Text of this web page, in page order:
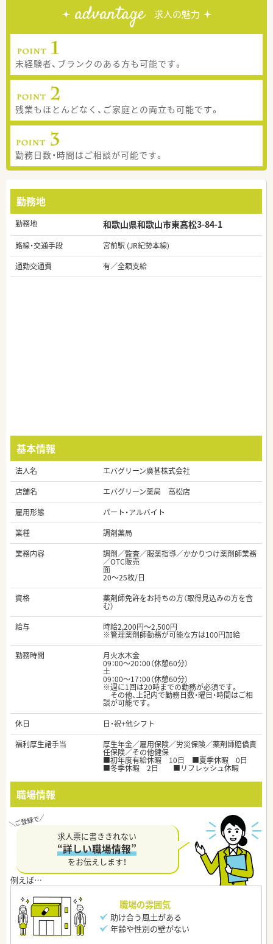
advantage 求人の魅力
未経験者、ブランクのある方も可能です。
残業もほとんどなく、ご家庭との両立も可能です。
勤務日数・時間はご相談が可能です。
勤務地
勤務地 和歌山県和歌山市東高松3-84-1
路線・交通手段
宮前駅 (JR紀勢本線)
通勤交通費
有／全額支給
基本情報
法人名
エバグリーン廣甚株式会社
店舗名
エバグリーン薬局 高松店
雇用形態
パート・アルバイト
業種
調剤薬局
業務内容
調剤／監査／服薬指導／かかりつけ薬剤師業務
／OTC販売
面
20～25枚/日
資格
薬剤師免許をお持ちの方（取得見込みの方を含
む）
給与
時給2,200円～2,500円
※管理薬剤師勤務が可能な方は100円加給
勤務時間
月火水木金
09：00～20：00（休憩60分）
土
09：00～17：00（休憩60分）
※週に1回は20時までの勤務が必須です。
その他、上記内で勤務日数・曜日・時間はご相
談が可能です。
休日
日・祝+他シフト
福利厚生諸手当
厚生年金／雇用保険／労災保険／薬剤師賠償責
任保険／その他健保
■初年度有給休暇 10日 ■夏季休暇 0日
■冬季休暇 2日 ■リフレッシュ休暇
職場情報
求人票に書ききれない
“詳しい職場情報”
をお伝えします！
職場の雰囲気
助け合う風土がある
年齢や性別の壁がない